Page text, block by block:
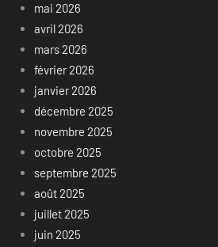
mai 2026
avril 2026
mars 2026
février 2026
janvier 2026
décembre 2025
novembre 2025
octobre 2025
septembre 2025
août 2025
juillet 2025
juin 2025